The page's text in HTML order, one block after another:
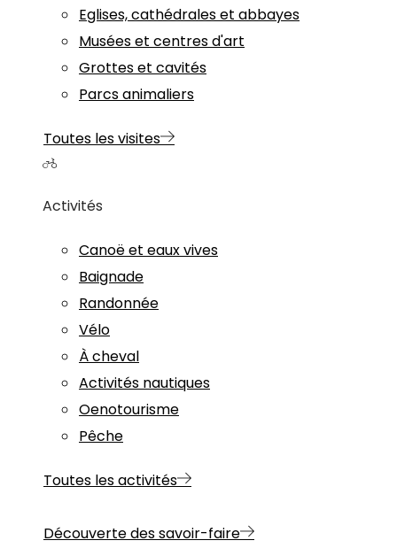
Eglises, cathédrales et abbayes
Musées et centres d'art
Grottes et cavités
Parcs animaliers
Toutes les visites
Activités
Canoë et eaux vives
Baignade
Randonnée
Vélo
À cheval
Activités nautiques
Oenotourisme
Pêche
Toutes les activités
Découverte des savoir-faire